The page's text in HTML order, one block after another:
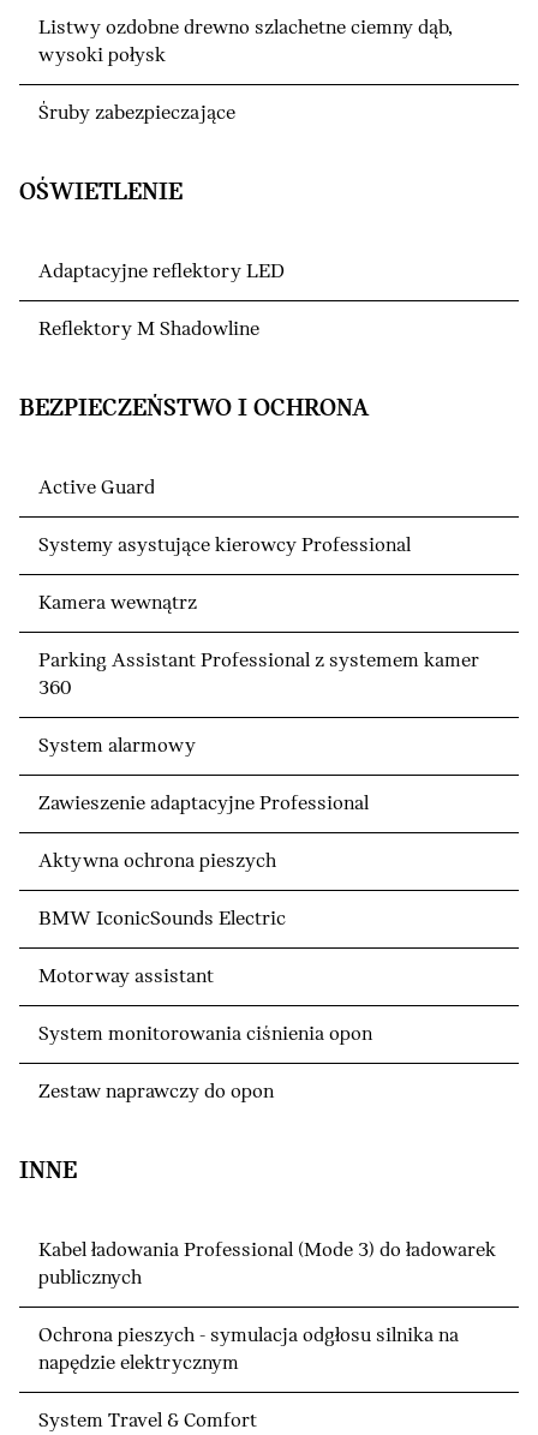
Listwy ozdobne drewno szlachetne ciemny dąb,
wysoki połysk
Śruby zabezpieczające
OŚWIETLENIE
Adaptacyjne reflektory LED
Reflektory M Shadowline
BEZPIECZEŃSTWO I OCHRONA
Active Guard
Systemy asystujące kierowcy Professional
Kamera wewnątrz
Parking Assistant Professional z systemem kamer
360
System alarmowy
Zawieszenie adaptacyjne Professional
Aktywna ochrona pieszych
BMW IconicSounds Electric
Motorway assistant
System monitorowania ciśnienia opon
Zestaw naprawczy do opon
INNE
Kabel ładowania Professional (Mode 3) do ładowarek
publicznych
Ochrona pieszych - symulacja odgłosu silnika na
napędzie elektrycznym
System Travel & Comfort